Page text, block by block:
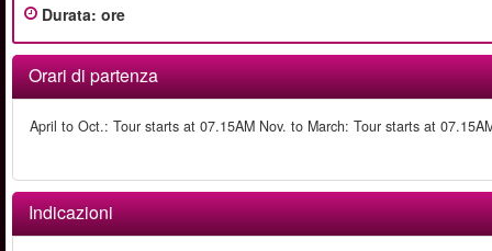
Durata: ore
Orari di partenza
April to Oct.: Tour starts at 07.15AM Nov. to March: Tour starts at
Indicazioni